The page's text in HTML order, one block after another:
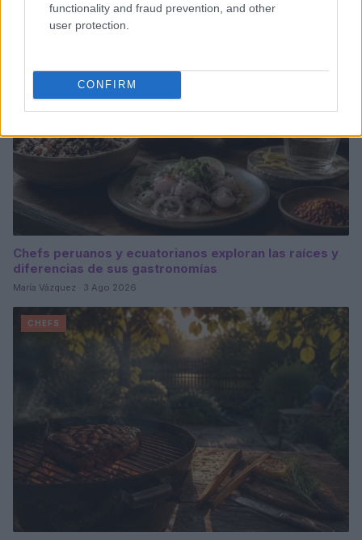
functionality and fraud prevention, and other
user protection.
CONFIRM
CHEFS
Chefs peruanos y ecuatorianos exploran las raíces y
diferencias de sus gastronomías
María Vázquez · 3 Ago 2026
CHEFS